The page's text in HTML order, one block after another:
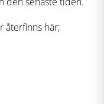
återfinns här;